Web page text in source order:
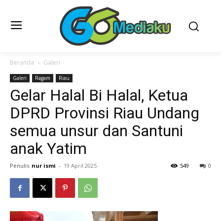
Beranda Galeri
Galeri Ragam Riau
Gelar Halal Bi Halal, Ketua
DPRD Provinsi Riau Undang
semua unsur dan Santuni
anak Yatim
Penulis nur ismi - 19 April 2025 0
549